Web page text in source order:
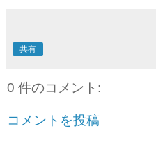
共有
0 件のコメント:
コメントを投稿